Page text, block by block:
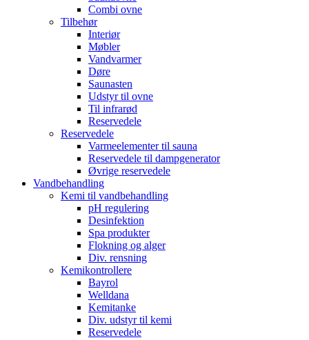
Combi ovne
Tilbehør
Interiør
Møbler
Vandvarmer
Døre
Saunasten
Udstyr til ovne
Til infrarød
Reservedele
Reservedele
Varmeelementer til sauna
Reservedele til dampgenerator
Øvrige reservedele
Vandbehandling
Kemi til vandbehandling
pH regulering
Desinfektion
Spa produkter
Flokning og alger
Div. rensning
Kemikontrollere
Bayrol
Welldana
Kemitanke
Div. udstyr til kemi
Reservedele